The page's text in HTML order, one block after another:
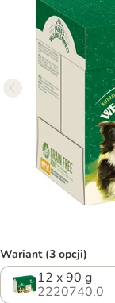
Wariant (3 opcji)
12 x 90 g
2220740.0